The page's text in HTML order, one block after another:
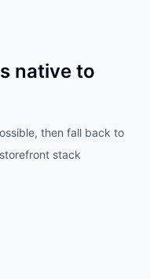
native to
then fall back to
stack